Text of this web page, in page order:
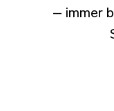
– immer